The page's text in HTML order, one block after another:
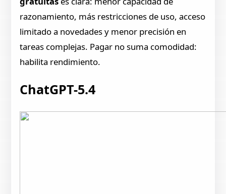
razonamiento, más restricciones de uso, acceso
limitado a novedades y menor precisión en
tareas complejas. Pagar no suma comodidad:
habilita rendimiento.
ChatGPT-5.4